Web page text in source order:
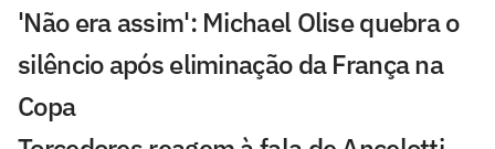
'Não era assim': Michael Olise quebra o
silêncio após eliminação da França na
Copa